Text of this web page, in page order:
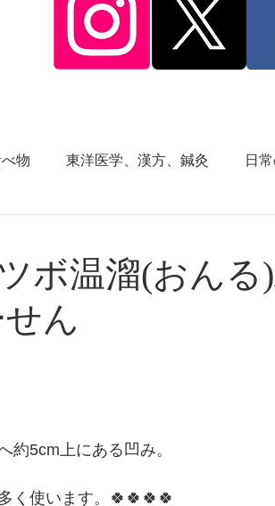
物 東洋医学、漢方、鍼灸 日
夜間尿
肩こり 首痛、肩痛、腕痛、手指痛
ボ温溜(おんる
ん
約5cm上にある凹み。
く使います。🍀🍀🍀🍀